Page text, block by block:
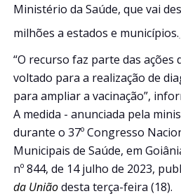
Ministério da Saúde, que vai
milhões a estados e municípios.
“O recurso faz parte das
voltado para a realização de
para ampliar a vacinação”,
A medida - anunciada pela
durante o 37º Congresso
Municipais de Saúde, em
nº 844, de 14 julho de 2023,
da Uniãodesta terça-feira (18).